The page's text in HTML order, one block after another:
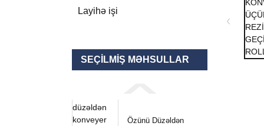
Layihə işi
SEÇILMIŞ MƏHSULLAR
Özünü Düzəldən